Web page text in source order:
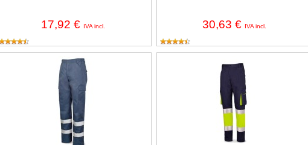
17,92 € IVA incl. 30,63 € IVA incl.
Pantalón con bandas reflectantes poliéster/algodón azul marino 388PCRAM
Pantalón alta visibilidad poliéster/